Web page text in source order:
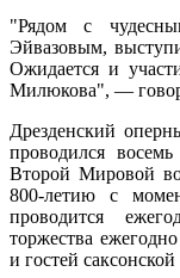
"Рядом с
Эйвазовым,
Ожидается и
Милюкова", —
Дрезденский
проводился
Второй Мировой
800-летию с
проводится
торжества
и гостей